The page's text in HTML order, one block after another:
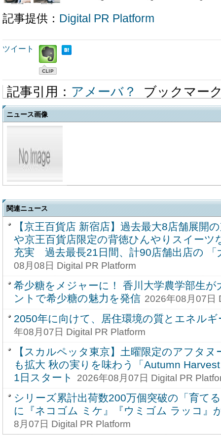
記事提供： Digital PR Platform
ツイート
記事引用： アメーバ？ ブックマー
ニュース画像
関連ニュース
【京王百貨店 新宿店】過去最大8店舗展開
や京王百貨店限定の背徳ひんやりスイーツ
充実 過去最長21日間、計90店舗出店の 「
08月08日 Digital PR Platform
希少糖をメジャーに！ 香川大学農学部生が
ントで希少糖の魅力を発信 2026年08月07日
2050年に向けて、居住環境の質とエネルギ
年08月07日 Digital PR Platform
【スカルペッタ東京】土曜限定のアフタ
も拡大 秋の実りを味わう「Autumn
1日スタート
2026年08月07日 Digital PR
シリーズ累計出荷数200万個突破の「育て
に『ネコゴム ミケ』『ウミゴム ラッコ』
8月07日 Digital PR Platform